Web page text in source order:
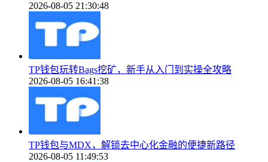
2026-08-05 21:30:48
TP钱包玩转Bags挖矿，新手从入门到实操全攻略
2026-08-05 16:41:38
TP钱包与MDX，解锁去中心化金融的便捷新路径
2026-08-05 11:49:53